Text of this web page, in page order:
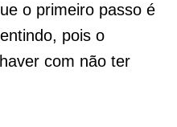
o primeiro passo é
pois o
com não ter